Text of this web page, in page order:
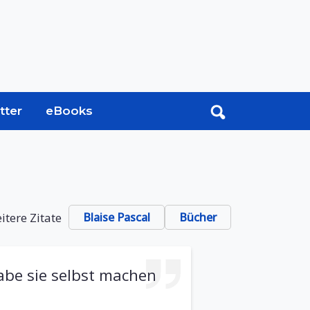
eBooks
Zitate Blaise Pascal Bücher
sie selbst machen